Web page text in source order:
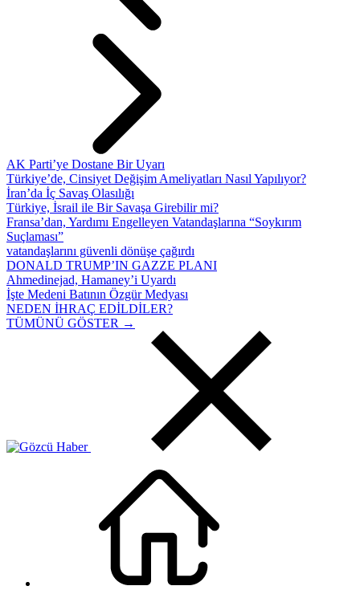
AK Parti’ye Dostane Bir Uyarı
Türkiye’de, Cinsiyet Değişim Ameliyatları Nasıl Yapılıyor?
İran’da İç Savaş Olasılığı
Türkiye, İsrail ile Bir Savaşa Girebilir mi?
Fransa’dan, Yardımı Engelleyen Vatandaşlarına “Soykırım
Suçlaması”
vatandaşlarını güvenli dönüşe çağırdı
DONALD TRUMP’IN GAZZE PLANI
Ahmedinejad, Hamaney’i Uyardı
İşte Medeni Batının Özgür Medyası
NEDEN İHRAÇ EDİLDİLER?
TÜMÜNÜ GÖSTER →